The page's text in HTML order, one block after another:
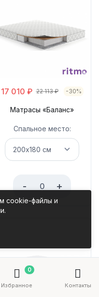
17 010 ₽ 22 113₽ -30%
Матрасы «Баланс»
Спальное место:
- +
0
Избранное Контакты
cookie-файлы и